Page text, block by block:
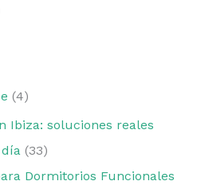
4
Ibiza: soluciones reales
33
Dormitorios Funcionales